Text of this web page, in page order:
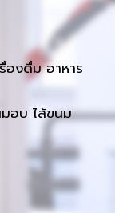
องดื่ม อาหาร
อบ ไส้ขนม